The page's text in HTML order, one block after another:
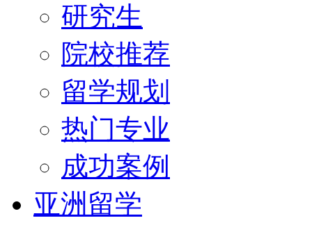
研究生
院校推荐
留学规划
热门专业
成功案例
亚洲留学